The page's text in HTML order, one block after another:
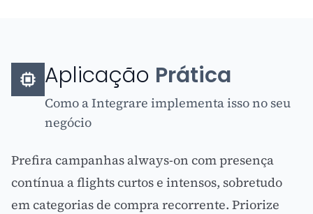
Aplicação Prática
Como a Integrare implementa isso no seu
negócio
Prefira campanhas always-on com presença
contínua a flights curtos e intensos, sobretudo
em categorias de compra recorrente. Priorize